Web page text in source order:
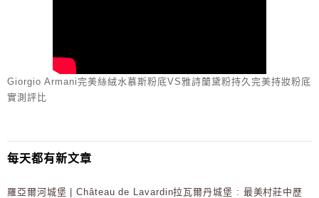
Giorgio Armani完美絲絨水慕斯粉底VS雅詩蘭黛粉持久完美持妝粉底
實測評比
每天都有新文章
羅亞爾河城堡 | Château de Lavardin拉瓦爾丹城堡 : 最美村莊中歷